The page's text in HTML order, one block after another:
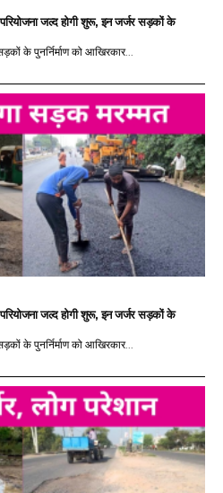
जल्द होगी शुरू, इन जर्जर सड़कों के
के पुनर्निर्माण को आखिरकार...
जल्द होगी शुरू, इन जर्जर सड़कों के
के पुनर्निर्माण को आखिरकार...